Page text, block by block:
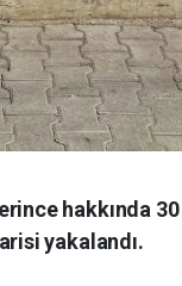
hakkında 30
yakalandı.